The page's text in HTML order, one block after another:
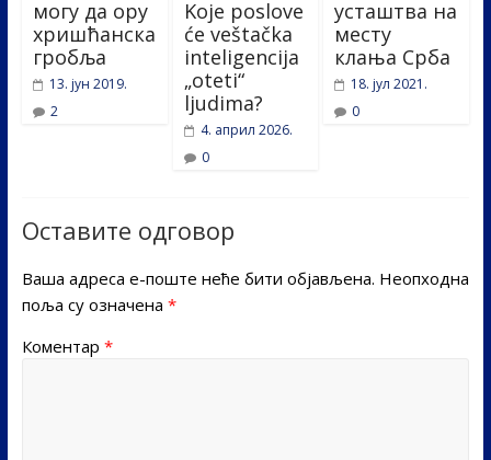
могу да ору
хришћанска
гробља
13. јун 2019.
2
Koje poslove
će veštačka
inteligencija
„oteti“
ljudima?
4. април 2026.
0
усташтва на
месту
клања Срба
18. јул 2021.
0
Оставите одговор
Ваша адреса е-поште неће бити објављена. Неопходна
поља су означена *
Коментар *